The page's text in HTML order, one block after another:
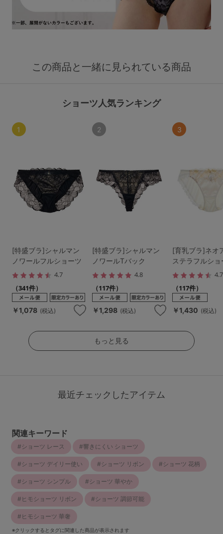
この商品と一緒に見られている商品
ショーツ人気ランキング
1
[特盛ブラ]シャルマン
ノワールフルショーツ
4.7
（341件）
￥1,078 (税込)
2
[特盛ブラ]シャルマン
ノワールTバック
4.8
（117件）
￥1,298 (税込)
3
[育乳ブラ]ネオ
ステラフルショ
4.7
（117件）
￥1,430 (税込)
もっと見る
最近チェックしたアイテム
関連キーワード
ショーツ レース 響きにくい ショーツ
ショーツ デイリー使い ショーツ リボン ショーツ 花柄
ショーツ シンプル ショーツ 華やか
ヒモショーツ リボン ショーツ 調節可能
ヒモショーツ 華奢
※クリックするとタグに関連した商品が表示されます